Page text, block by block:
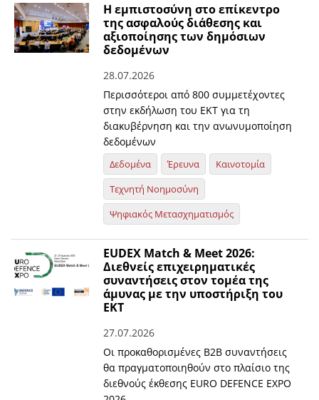
Η εμπιστοσύνη στο επίκεντρο
της ασφαλούς διάθεσης και
αξιοποίησης των δημόσιων
δεδομένων
28.07.2026
Περισσότεροι από 800 συμμετέχοντες
στην εκδήλωση του ΕΚΤ για τη
διακυβέρνηση και την ανωνυμοποίηση
δεδομένων
Δεδομένα Έρευνα
Καινοτομία
Τεχνητή Νοημοσύνη
Ψηφιακός Μετασχηματισμός
EUDEX Match & Meet 2026:
Διεθνείς επιχειρηματικές
συναντήσεις στον τομέα της
άμυνας με την υποστήριξη του
ΕΚΤ
27.07.2026
Οι προκαθορισμένες B2B συναντήσεις
θα πραγματοποιηθούν στο πλαίσιο της
διεθνούς έκθεσης EURO DEFENCE EXPO